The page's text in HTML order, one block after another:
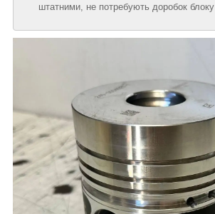
штатними, не потребують доробок блоку